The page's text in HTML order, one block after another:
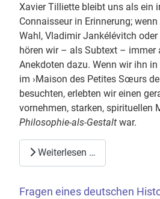
Xavier Tilliette bleibt uns als ein
Connaisseur in Erinnerung;
Wahl, Vladimir Jankélévitch
hören wir – als Subtext – immer
Anekdoten dazu. Wenn wir ihn
im ›Maison des Petites Sœurs
besuchten, erlebten wir einen
vornehmen, starken, spirituellen
Philosophie-als-Gestalt war.
Weiterlesen …
Fragen eines deutschen